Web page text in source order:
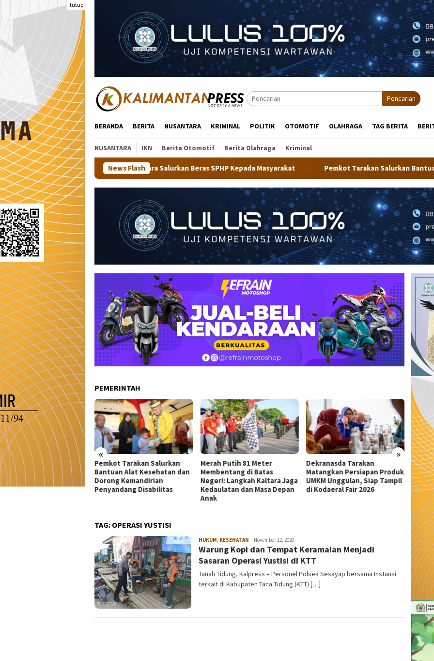
tutup
Pencarian
BERANDA BERITA NUSANTARA KRIMINAL POLITIK OTOMOTIF OLAHRAGA TAG BERITA
NUSANTARA IKN Berita Otomotif Berita Olahraga Kriminal
News Flash
Polda Kaltara Salurkan Beras SPHP Kepada Masyarakat Pemkot Tarakan Salurkan Bantuan Alat Kesehatan dan
PEMERINTAH
« »
Tarakan Salurkan
Alat Kesehatan dan
Kemandirian
Disabilitas
Merah Putih 81 Meter
Membentang di Batas
Negeri: Langkah Kaltara Jaga
Kedaulatan dan Masa Depan
Dekranasda Tarakan
Matangkan Persiapan Produk
UMKM Unggulan, Siap Tampil
di Kodaeral Fair 2026
Wali Kota Tarakan Apresiasi
Beasiswa PIP Aspirasi Deddy
Sitorus untuk 209 Siswa
TAG: OPERASI YUSTISI
HUKUM KESEHATAN admin
November 12, 2020
Warung Kopi dan Tempat Keramaian Menjadi
Sasaran Operasi Yustisi di KTT
Tanah Tidung, Kalpress – Personel Polsek Sesayap bersama Instansi
terkait di Kabupaten Tana Tidung (KTT) […]